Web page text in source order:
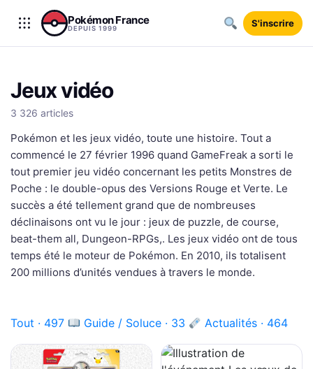
Aller au contenu
Pokémon France
DEPUIS 1999 S'inscrire
Jeux vidéo
3 326 articles
Pokémon et les jeux vidéo, toute une histoire. Tout a
commencé le 27 février 1996 quand GameFreak a sorti le
tout premier jeu vidéo concernant les petits Monstres de
Poche : le double-opus des Versions Rouge et Verte. Le
succès a été tellement grand que de nombreuses
déclinaisons ont vu le jour : jeux de puzzle, de course,
beat-them all, Dungeon-RPGs,. Les jeux vidéo ont de tous
temps été le moteur de Pokémon. En 2010, ils totalisent
200 millions d’unités vendues à travers le monde.
Tout · 497 Guide / Soluce · 33 Actualités · 464